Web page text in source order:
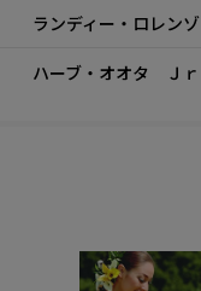
ランディー・ロレンゾ
ハーブ・オオタ Ｊ